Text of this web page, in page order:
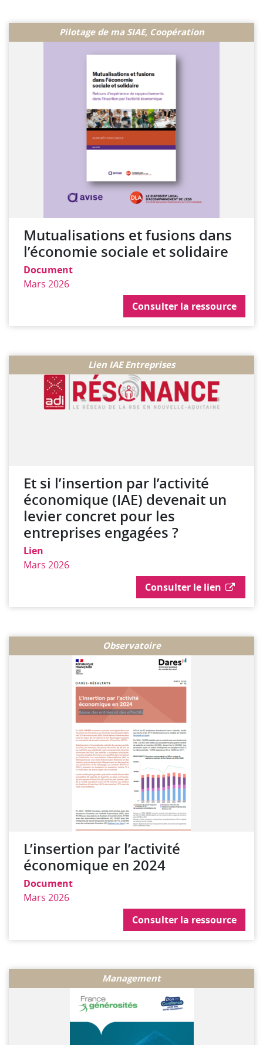
Pilotage de ma SIAE, Coopération
Mutualisations et fusions dans
l’économie sociale et solidaire
Document
Mars 2026
Consulter la ressource
Consulter la ressource
Lien IAE Entreprises
Et si l’insertion par l’activité
économique (IAE) devenait un
levier concret pour les
entreprises engagées ?
Lien
Mars 2026
Consulter le lien
Observatoire
L’insertion par l’activité
économique en 2024
Document
Mars 2026
Consulter la ressource
Consulter la ressource
Management
Consulter la ressource